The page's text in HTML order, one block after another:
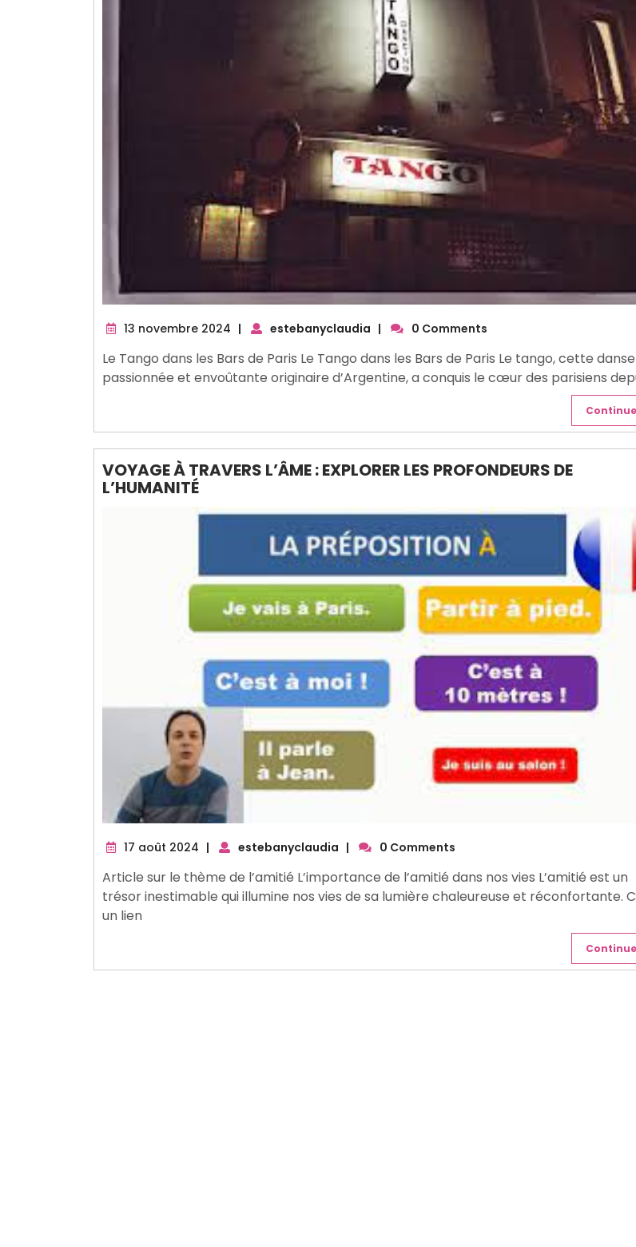
13 novembre 2024 13
2024
| estebanyclaudia | 0 Comments
Le Tango dans les Bars de Paris Le Tango dans les Bars de Paris Le tango, cette danse
passionnée et envoûtante originaire d’Argentine, a conquis le cœur des parisiens
Continue
VOYAGE À TRAVERS L’ÂME : EXPLORER LES PROFONDEURS DE
L’HUMANITÉ
17 août 2024 17
2024
| estebanyclaudia | 0 Comments
Article sur le thème de l’amitié L’importance de l’amitié dans nos vies L’amitié est un
trésor inestimable qui illumine nos vies de sa lumière chaleureuse et réconfortante.
un lien
Continue